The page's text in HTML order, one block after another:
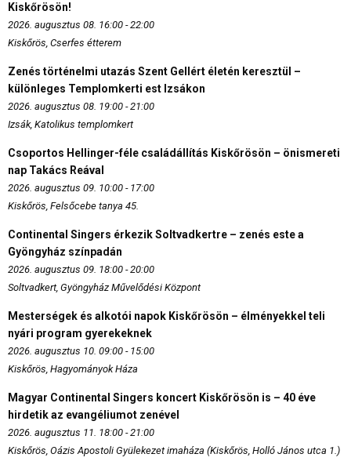
Kiskőrösön!
2026. augusztus 08. 16:00 - 22:00
Kiskőrös, Cserfes étterem
Zenés történelmi utazás Szent Gellért életén keresztül –
különleges Templomkerti est Izsákon
2026. augusztus 08. 19:00 - 21:00
Izsák, Katolikus templomkert
Csoportos Hellinger-féle családállítás Kiskőrösön – önismereti
nap Takács Reával
2026. augusztus 09. 10:00 - 17:00
Kiskőrös, Felsőcebe tanya 45.
Continental Singers érkezik Soltvadkertre – zenés este a
Gyöngyház színpadán
2026. augusztus 09. 18:00 - 20:00
Soltvadkert, Gyöngyház Művelődési Központ
Mesterségek és alkotói napok Kiskőrösön – élményekkel teli
nyári program gyerekeknek
2026. augusztus 10. 09:00 - 15:00
Kiskőrös, Hagyományok Háza
Magyar Continental Singers koncert Kiskőrösön is – 40 éve
hirdetik az evangéliumot zenével
2026. augusztus 11. 18:00 - 21:00
Kiskőrös, Oázis Apostoli Gyülekezet imaháza (Kiskőrös, Holló János utca 1.)